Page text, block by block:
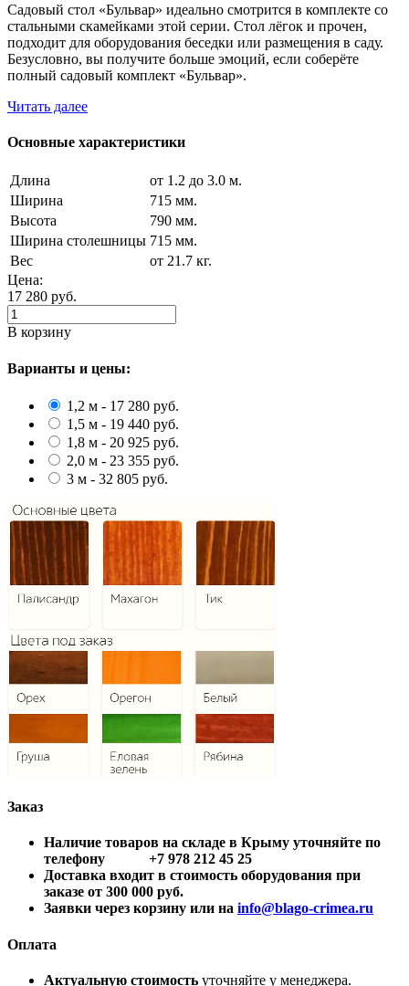
Садовый стол «Бульвар» идеально смотрится в комплекте со
стальными скамейками этой серии. Стол лёгок и прочен,
подходит для оборудования беседки или размещения в саду.
Безусловно, вы получите больше эмоций, если соберёте
полный садовый комплект «Бульвар».
Читать далее
Основные характеристики
Длина
от 1.2 до 3.0 м.
Ширина
715 мм.
Высота
790 мм.
Ширина столешницы 715 мм.
Вес
от 21.7 кг.
Цена:
17 280 руб.
В корзину
Варианты и цены:
1,2 м - 17 280 руб.
1,5 м - 19 440 руб.
1,8 м - 20 925 руб.
2,0 м - 23 355 руб.
3 м - 32 805 руб.
Заказ
Наличие товаров на складе в Крыму уточняйте по
телефону +7 978 212 45 25
Доставка входит в стоимость оборудования при
заказе от 300 000 руб.
Заявки через корзину или на info@blago-crimea.ru
Оплата
Актуальную стоимость уточняйте у менеджера.